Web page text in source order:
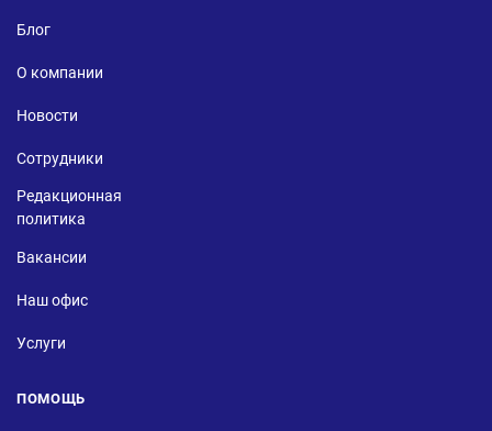
Блог
О компании
Новости
Сотрудники
Редакционная
политика
Вакансии
Наш офис
Услуги
ПОМОЩЬ